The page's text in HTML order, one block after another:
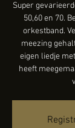
Super
50,60 en 70.
orkestband.
meezing
eigen liedje
heeft